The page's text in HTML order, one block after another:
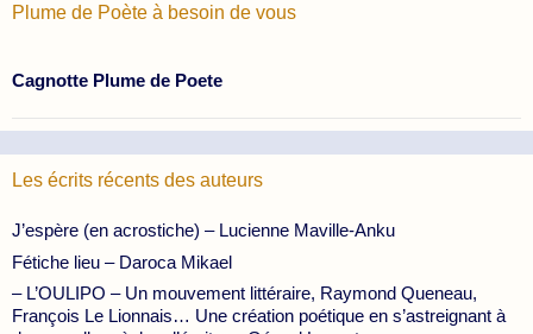
Plume de Poète à besoin de vous
Cagnotte Plume de Poete
Les écrits récents des auteurs
J’espère (en acrostiche) – Lucienne Maville-Anku
Fétiche lieu – Daroca Mikael
– L’OULIPO – Un mouvement littéraire, Raymond Queneau,
François Le Lionnais… Une création poétique en s’astreignant à